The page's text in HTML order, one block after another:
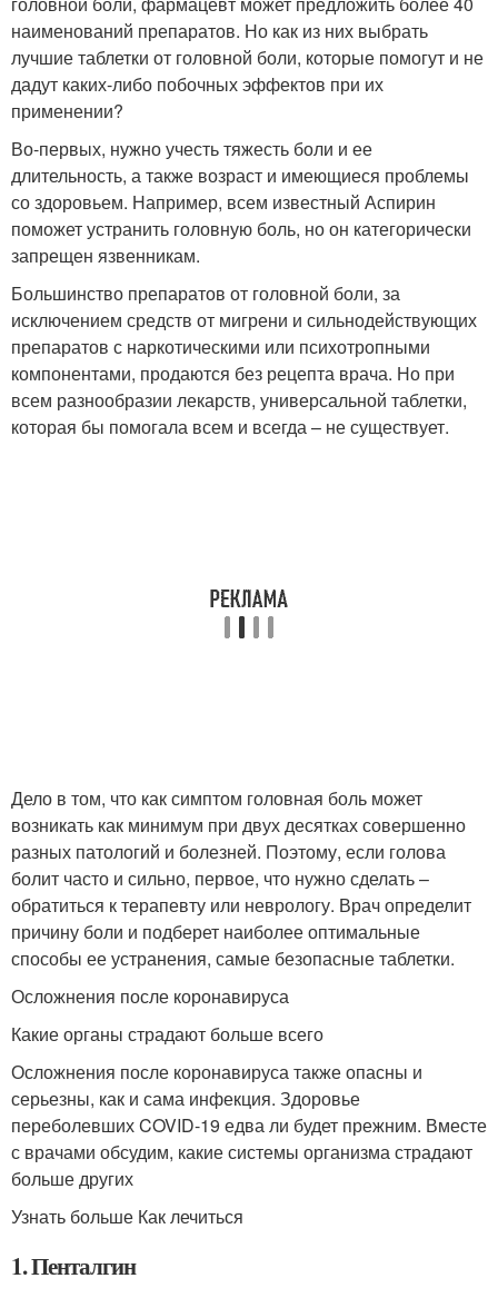
наименований препаратов. Но как из них выбрать
лучшие таблетки от головной боли, которые помогут и не
дадут каких-либо побочных эффектов при их
применении?
Во-первых, нужно учесть тяжесть боли и ее
длительность, а также возраст и имеющиеся проблемы
со здоровьем. Например, всем известный Аспирин
поможет устранить головную боль, но он категорически
запрещен язвенникам.
Большинство препаратов от головной боли, за
исключением средств от мигрени и сильнодействующих
препаратов с наркотическими или психотропными
компонентами, продаются без рецепта врача. Но при
всем разнообразии лекарств, универсальной таблетки,
которая бы помогала всем и всегда – не существует.
Дело в том, что как симптом головная боль может
возникать как минимум при двух десятках совершенно
разных патологий и болезней. Поэтому, если голова
болит часто и сильно, первое, что нужно сделать –
обратиться к терапевту или неврологу. Врач определит
причину боли и подберет наиболее оптимальные
способы ее устранения, самые безопасные таблетки.
Осложнения после коронавируса
Какие органы страдают больше всего
Осложнения после коронавируса также опасны и
серьезны, как и сама инфекция. Здоровье
переболевших COVID-19 едва ли будет прежним. Вместе
с врачами обсудим, какие системы организма страдают
больше других
Узнать больше Как лечиться
1. Пенталгин